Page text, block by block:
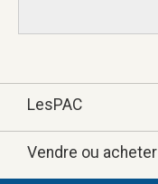
LesPAC
À propos de LesPAC
Vendre ou acheter